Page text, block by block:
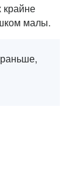
крайне
малы.